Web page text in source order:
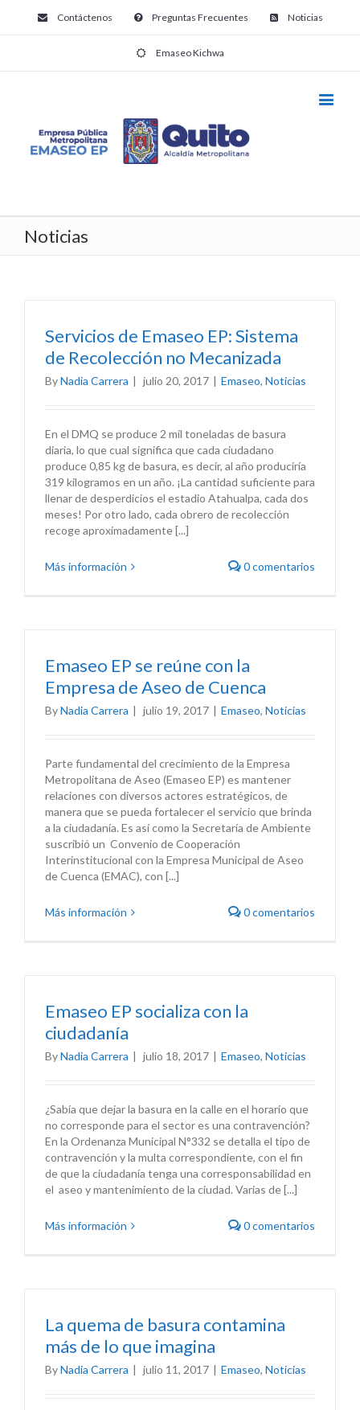
Contáctenos Preguntas Frecuentes Noticias
Emaseo Kichwa
Noticias
Servicios de Emaseo EP: Sistema
de Recolección no Mecanizada
ByNadia Carrera | julio 20, 2017 | Emaseo, Noticias
En el DMQ se produce 2 mil toneladas de basura
diaria, lo que cual significa que cada ciudadano
produce 0,85 kg de basura, es decir, al año produciría
319 kilogramos en un año. ¡La cantidad suficiente para
llenar de desperdicios el estadio Atahualpa, cada dos
meses! Por otro lado, cada obrero de recolección
recoge aproximadamente [...]
Más información 0 comentarios
Emaseo EP se reúne con la
Empresa de Aseo de Cuenca
ByNadia Carrera | julio 19, 2017 | Emaseo, Noticias
Parte fundamental del crecimiento de la Empresa
Metropolitana de Aseo (Emaseo EP) es mantener
relaciones con diversos actores estratégicos, de
manera que se pueda fortalecer el servicio que brinda
a la ciudadanía. Es así como la Secretaría de Ambiente
suscribió un Convenio de Cooperación
Interinstitucional con la Empresa Municipal de Aseo
de Cuenca (EMAC), con [...]
Más información 0 comentarios
Emaseo EP socializa con la
ciudadanía
ByNadia Carrera | julio 18, 2017 | Emaseo, Noticias
¿Sabía que dejar la basura en la calle en el horario que
no corresponde para el sector es una contravención?
En la Ordenanza Municipal N°332 se detalla el tipo de
contravención y la multa correspondiente, con el fin
de que la ciudadanía tenga una corresponsabilidad en
el aseo y mantenimiento de la ciudad. Varias de [...]
Más información 0 comentarios
La quema de basura contamina
más de lo que imagina
ByNadia Carrera | julio 11, 2017 | Emaseo, Noticias